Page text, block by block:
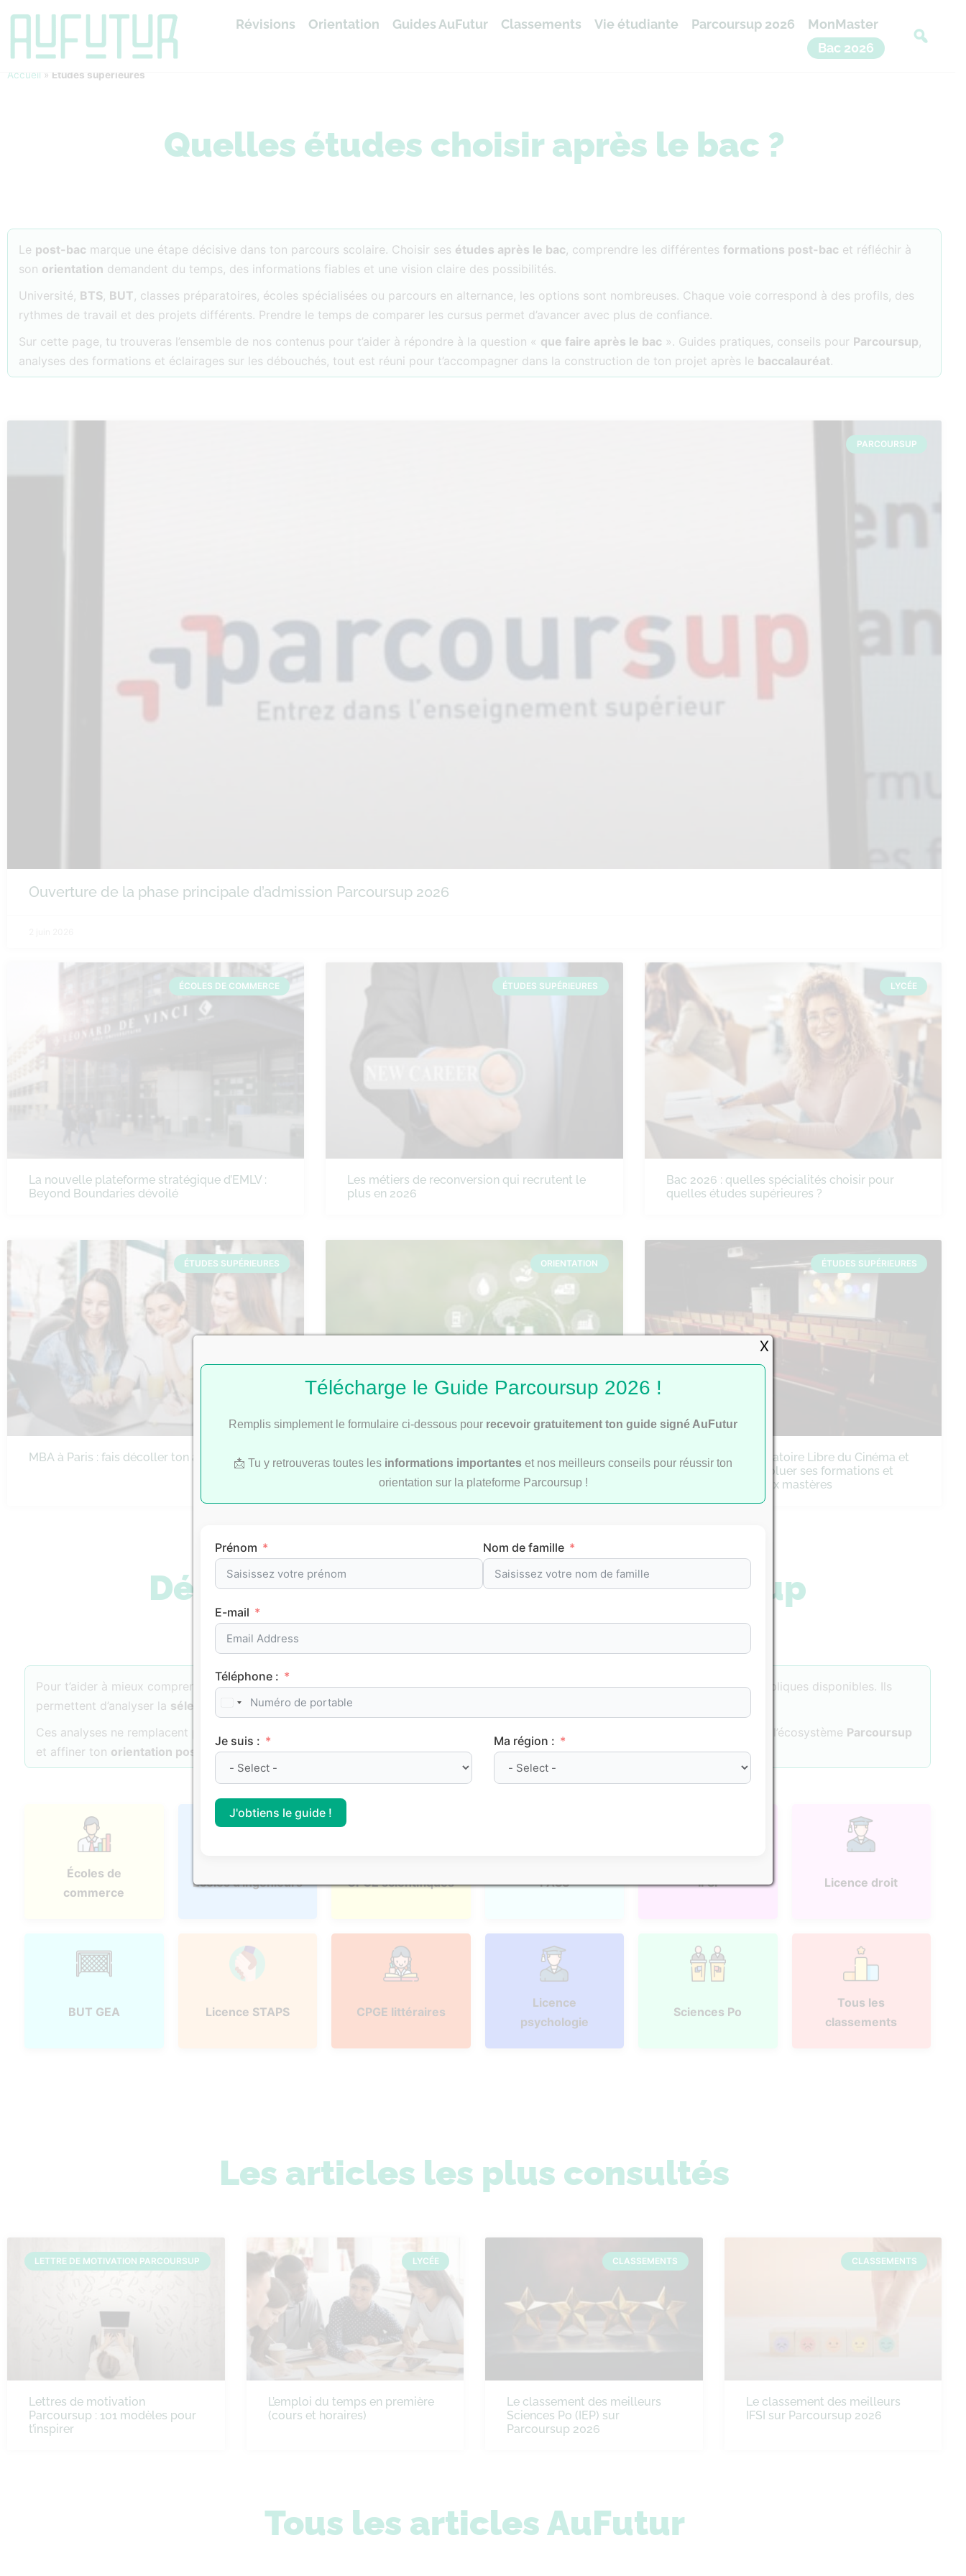
Révisions Orientation Guides AuFutur Classements Vie étudiante Parcoursup 2026
MonMaster
Bac 2026
Accueil » Études supérieures
Quelles études choisir après le bac ?
Le post-bac marque une étape décisive dans ton parcours scolaire. Choisir ses études après le bac, comprendre les différentes formations post-bac et réfléchir à
son orientation demandent du temps, des informations fiables et une vision claire des possibilités.
Université, BTS, BUT, classes préparatoires, écoles spécialisées ou parcours en alternance, les options sont nombreuses. Chaque voie correspond à des profils, des
rythmes de travail et des projets différents. Prendre le temps de comparer les cursus permet d’avancer avec plus de confiance.
Sur cette page, tu trouveras l’ensemble de nos contenus pour t’aider à répondre à la question « que faire après le bac ». Guides pratiques, conseils pour Parcoursup,
analyses des formations et éclairages sur les débouchés, tout est réuni pour t’accompagner dans la construction de ton projet après le baccalauréat.
PARCOURSUP
Ouverture de la phase principale d’admission Parcoursup 2026
ÉCOLES DE COMMERCE
La nouvelle plateforme stratégique d’EMLV :
Beyond Boundaries dévoilé
ÉTUDES SUPÉRIEURES
Les métiers de reconversion qui recrutent le
plus en 2026
LYCÉE
Bac 2026 : quelles spécialités choisir pour
quelles études supérieures ?
ÉTUDES SUPÉRIEURES
MBA à Paris : fais décoller ton ambition
ORIENTATION
Les métiers d’avenir dans les énergies
renouvelables
ÉTUDES SUPÉRIEURES
Cinéma : le Conservatoire Libre du Cinéma et
de la Fiction fait évoluer ses formations et
lance trois nouveaux mastères
Découvre nos classements Parcoursup
Pour t’aider à mieux comprendre les dynamiques d’admission, nous proposons desclassements Parcoursupbasés sur les données publiques disponibles. Ils
permettent d’analyser la sélectivité , l’attractivitéet le positionnement des différentes
Ces analyses ne remplacent pas ton projet personnel, mais elles apportent des repères concrets pour mieux situer une formation dans l’écosystème Parcoursup
et affiner ton orientation post-bac.
Écoles de
commerce
Écoles d'ingénieurs CPGE scientifiques PASS IFSI Licence droit
BUT GEA Licence STAPS CPGE littéraires
Licence
psychologie
Sciences Po
Tous les
classements
Les articles les plus consultés
LETTRE DE MOTIVATION PARCOURSUP
Lettres de motivation
Parcoursup : 101 modèles pour
t’inspirer
LYCÉE
L’emploi du temps en première
(cours et horaires)
CLASSEMENTS
Le classement des meilleurs
Sciences Po (IEP) sur
Parcoursup 2026
CLASSEMENTS
Le classement des meilleurs
IFSI sur Parcoursup 2026
Tous les articles AuFutur
Télécharge le Guide Parcoursup 2026 !
Remplis simplement le formulaire ci-dessous pour recevoir gratuitement ton guide signé AuFutur
📩 Tu y retrouveras toutes les informations importantes et nos meilleurs conseils pour réussir ton
orientation sur la plateforme Parcoursup !
Prénom Nom de famille
E-mail
Téléphone :
Je suis : Ma région :
J'obtiens le guide !
X